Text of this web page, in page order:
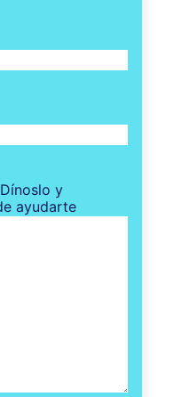
y
ayudarte